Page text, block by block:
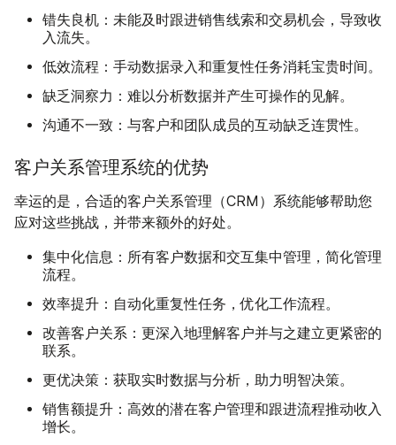
错失良机： 未能及时跟进销售线索和交易机会，导致收
入流失。
低效流程： 手动数据录入和重复性任务消耗宝贵时间。
缺乏洞察力： 难以分析数据并产生可操作的见解。
沟通不一致： 与客户和团队成员的互动缺乏连贯性。
客户关系管理系统的优势
幸运的是，合适的客户关系管理（CRM）系统能够帮助您
应对这些挑战，并带来额外的好处。
集中化信息： 所有客户数据和交互集中管理，简化管理
流程。
效率提升： 自动化重复性任务，优化工作流程。
改善客户关系： 更深入地理解客户并与之建立更紧密的
联系。
更优决策： 获取实时数据与分析，助力明智决策。
销售额提升： 高效的潜在客户管理和跟进流程推动收入
增长。